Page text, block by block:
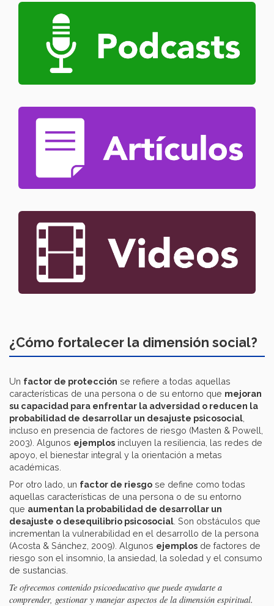
¿Cómo fortalecer la dimensión social?
Un factor de protección se refiere a todas aquellas
características de una persona o de su entorno que mejoran
su capacidad para enfrentar la adversidad o reducen la
probabilidad de desarrollar un desajuste psicosocial
incluso en presencia de factores de riesgo (Masten & Powell,
2003). Algunos ejemplos incluyen la resiliencia, las redes de
apoyo, el bienestar integral y la orientación a metas
académicas.
Por otro lado, un factor de riesgo se define como todas
aquellas características de una persona o de su entorno
que aumentan la probabilidad de desarrollar un
desajuste o desequilibrio psicosocial . Son obstáculos que
incrementan la vulnerabilidad en el desarrollo de la persona
(Acosta & Sánchez, 2009). Algunos ejemplos de factores de
riesgo son el insomnio, la ansiedad, la soledad y el consumo
de sustancias.
Te ofrecemos contenido psicoeducativo que puede ayudarte a
comprender, gestionar y manejar aspectos de la dimensión espiritual.